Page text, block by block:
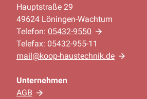
Hauptstraße 29
49624 Löningen-Wachtum
Telefon: 05432-9550
Telefax: 05432-955-11
mail@koop-haustechnik.de
Unternehmen
AGB